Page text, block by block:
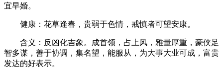
宜早婚。
健康：花草逢春，贵弱于色情，戒慎者可望安康。
含义：反凶化吉象。成首领，占上风，雅量厚重，豪侠足
智多谋，善于协调，集名望，能服从，为大事大业可成，富贵
发达的好表示。